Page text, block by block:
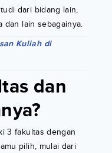
dari bidang lain,
dan lain sebagainya.
Kuliah di
dan
3 fakultas dengan
pilih, mulai dari